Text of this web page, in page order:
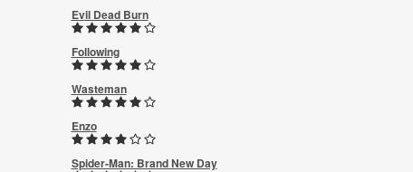
Evil Dead Burn
Following
Wasteman
Enzo
Spider-Man: Brand New Day